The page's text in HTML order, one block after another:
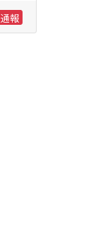
通報